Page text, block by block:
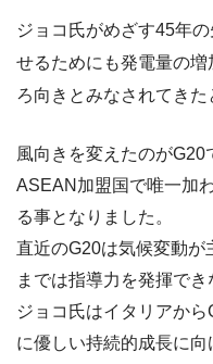
ジョコ氏がめざす45年
せるためにも発電量の
ろ向きとみなされてきた
風向きを変えたのがG20
ASEAN加盟国で唯一加
る事となりました。
直近のG20は気候変動が
までは指導力を発揮でき
ジョコ氏はイタリアか
に優しい持続的成長に